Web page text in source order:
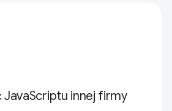
JavaScriptu innej firmy